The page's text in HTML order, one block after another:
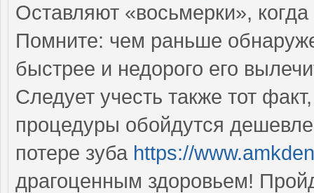
Оставляют «восьмерки», когда
Помните: чем раньше
быстрее и недорого его
Следует учесть также тот
процедуры обойдутся
потере зуба https://
драгоценным здоровьем!